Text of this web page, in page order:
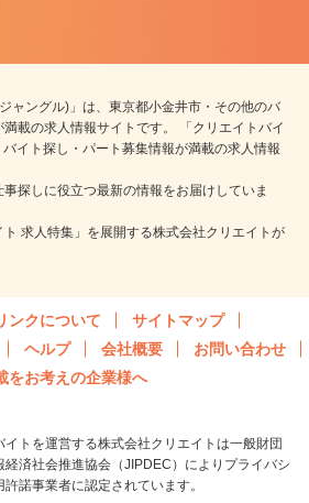
ャングル)」は、東京都小金井市・その他のバ
載の求人情報サイトです。 「クリエイトバイ
イト探し・パート募集情報が満載の求人情報
探しに役立つ最新の情報をお届けしていま
求人特集」を展開する株式会社クリエイトが
ンクについて
サイトマップ
ヘルプ 会社概要
お問い合わせ
をお考えの企業様へ
イトを運営する株式会社クリエイトは一般財団
経済社会推進協会（JIPDEC）によりプライバシ
許諾事業者に認定されています。